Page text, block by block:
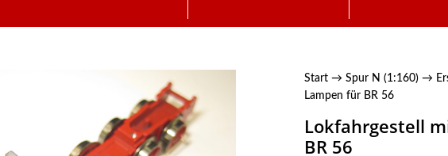
Start→ Spur N (1:160)→
Lampen für BR 56
Lokfahrgestell
BR 56